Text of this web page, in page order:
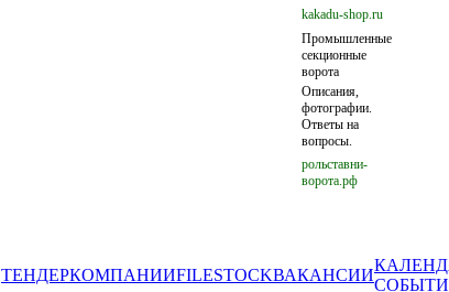
kakadu-shop.ru
Промышленные
секционные
ворота
Описания,
фотографии.
Ответы на
вопросы.
рольставни-
ворота.рф
ТЕНДЕРКОМПАНИИFILESTOCKВАКАНСИИ